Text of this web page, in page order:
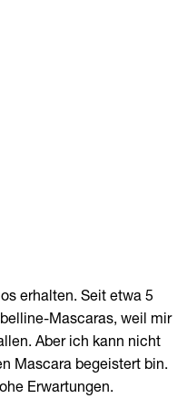
erhalten. Seit etwa 5
Mascaras, weil mir
Aber ich kann nicht
Mascara begeistert bin.
Erwartungen.